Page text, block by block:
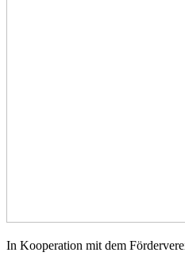
In Kooperation mit dem